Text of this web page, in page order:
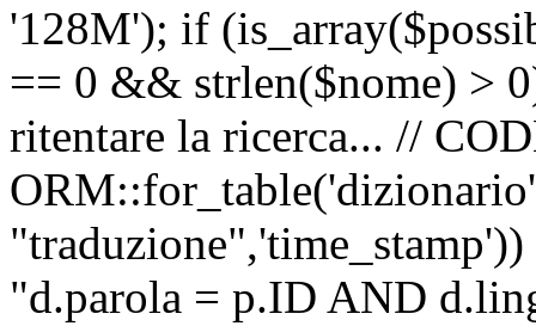
'128M'); if
== 0 && strlen($nome) >
ritentare la ricerca... //
"d.parola = p.ID AND